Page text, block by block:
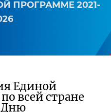
ПРОГРАММЕ 2021-
Единой
всей стране
Дню